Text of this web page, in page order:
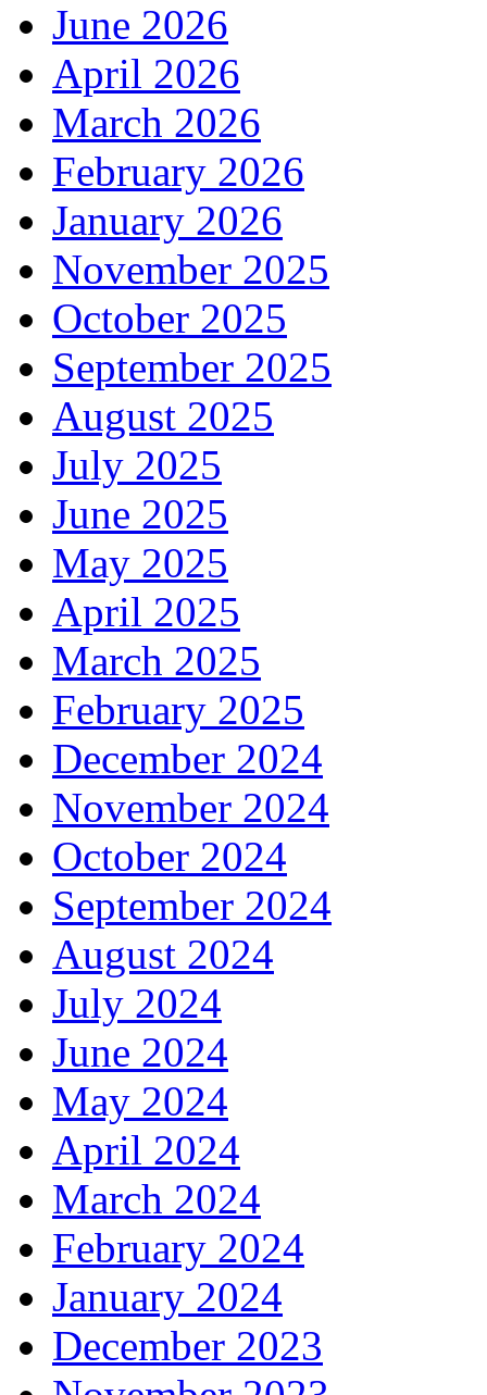
June 2026
April 2026
March 2026
February 2026
January 2026
November 2025
October 2025
September 2025
August 2025
July 2025
June 2025
May 2025
April 2025
March 2025
February 2025
December 2024
November 2024
October 2024
September 2024
August 2024
July 2024
June 2024
May 2024
April 2024
March 2024
February 2024
January 2024
December 2023